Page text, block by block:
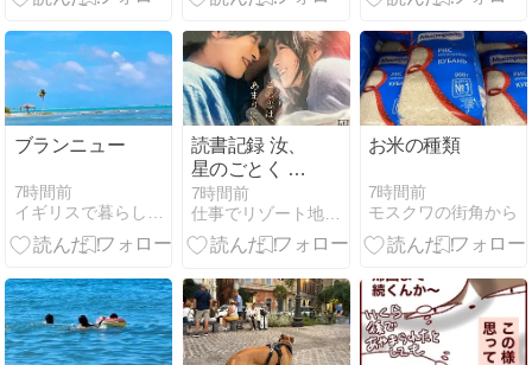
ンから日帰り
できる名門コ
ース
ブランニュー
7時間前
イギリスで暮らして・・・(アンビリーバボーテンコ盛り!)
読書記録 汝、
星のごとく 凪
良ゆう
7時間前
仕事でリゾート地に来ちゃいました
お米の種類
7時間前
モスクワの街角から